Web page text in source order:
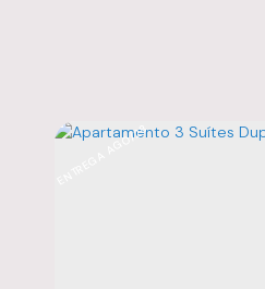
ENTREGA AGO/28